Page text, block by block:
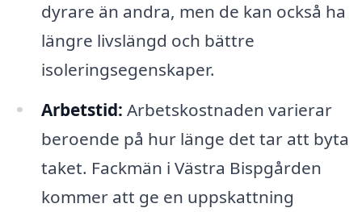
dyrare än andra, men de kan också ha
längre livslängd och bättre
isoleringsegenskaper.
Arbetstid: Arbetskostnaden varierar
beroende på hur länge det tar att byta
taket. Fackmän i Västra Bispgården
kommer att ge en uppskattning